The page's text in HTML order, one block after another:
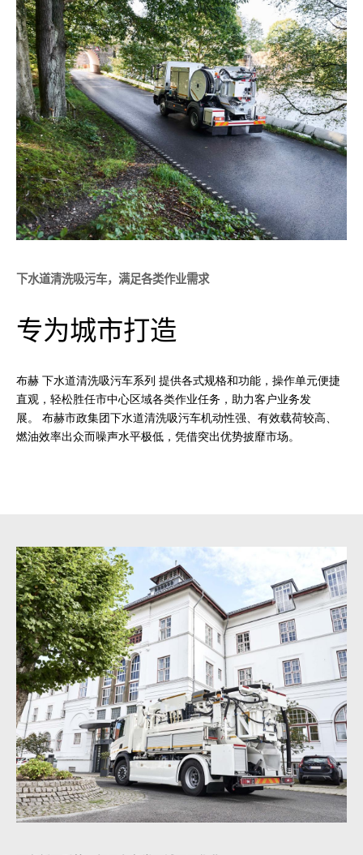
下水道清洗吸污车，满足各类作业需求
专为城市打造
布赫 下水道清洗吸污车系列 提供各式规格和功能，操作单元便捷
直观，轻松胜任市中心区域各类作业任务，助力客户业务发
展。 布赫市政集团下水道清洗吸污车机动性强、有效载荷较高、
燃油效率出众而噪声水平极低，凭借突出优势披靡市场。